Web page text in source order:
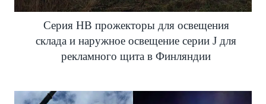
Серия HB прожекторы для освещения
склада и наружное освещение серии J для
рекламного щита в Финляндии